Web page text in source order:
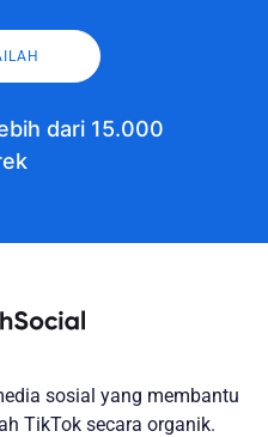
dari 15.000
sosial yang membantu
TikTok secara organik.